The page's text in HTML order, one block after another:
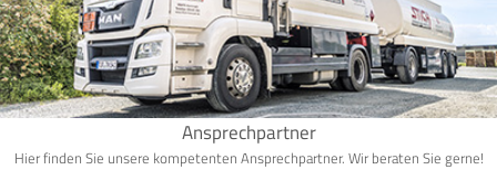
Ansprechpartner
Hier finden Sie unsere kompetenten Ansprechpartner. Wir beraten Sie gerne!